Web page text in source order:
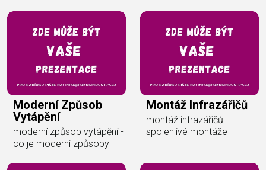
Moderní Způsob
Vytápění
moderní způsob vytápění -
co je moderní způsoby
Montáž Infrazářičů
montáž infrazářičů -
spolehlivé montáže